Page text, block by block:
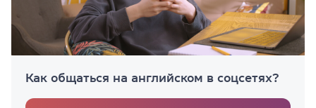
Как общаться на английском в соцсетях?